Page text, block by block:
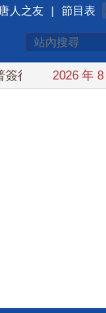
人之友 | 節目表
政令 對多晶矽課
2026 年